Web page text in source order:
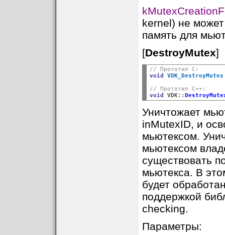
kernel) не
память для
[DestroyMutex]
// Прототип C:
void
VDK_DestroyMutex
// Прототип C++:
void
VDK::
Уничтожает
inMutexID, и
мьютексом.
мьютексом
существовать
мьютекса. В
будет
поддержкой
checking.
Параметры: